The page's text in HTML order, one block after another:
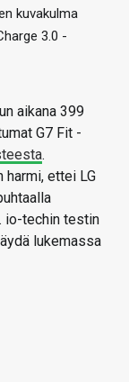
kuvakulma
3.0 -
aikana 399
G7 Fit -
.
harmi, ettei LG
io-techin testin
lukemassa